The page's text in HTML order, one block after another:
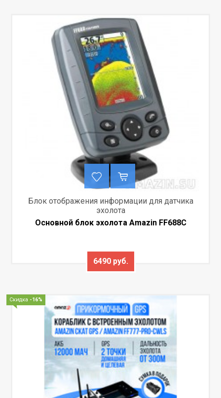
Блок отображения информации для датчика
эхолота
Основной блок эхолота Amazin FF688C
6490 руб.
Скидка -16%